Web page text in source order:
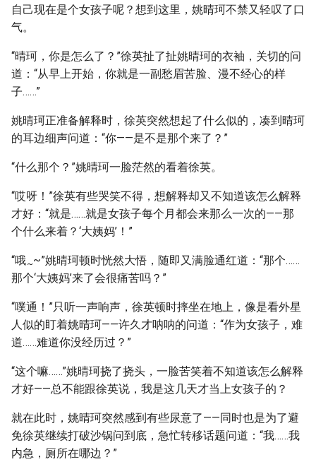
自己现在是个女孩子呢？想到这里，姚晴珂不禁又轻叹了口
气。
“晴珂，你是怎么了？”徐英扯了扯姚晴珂的衣袖，关切的问
道：“从早上开始，你就是一副愁眉苦脸、漫不经心的样
子……”
姚晴珂正准备解释时，徐英突然想起了什么似的，凑到晴珂
的耳边细声问道：“你——是不是那个来了？”
“什么那个？”姚晴珂一脸茫然的看着徐英。
“哎呀！”徐英有些哭笑不得，想解释却又不知道该怎么解释
才好：“就是……就是女孩子每个月都会来那么一次的——那
个什么来着？‘大姨妈’！”
“哦~~”姚晴珂顿时恍然大悟，随即又满脸通红道：“那个……
那个‘大姨妈’来了会很痛苦吗？”
“噗通！”只听一声响声，徐英顿时摔坐在地上，像是看外星
人似的盯着姚晴珂——许久才呐呐的问道：“作为女孩子，难
道……难道你没经历过？”
“这个嘛……”姚晴珂挠了挠头，一脸苦笑着不知道该怎么解释
才好——总不能跟徐英说，我是这几天才当上女孩子的？
就在此时，姚晴珂突然感到有些尿意了——同时也是为了避
免徐英继续打破沙锅问到底，急忙转移话题问道：“我……我
内急，厕所在哪边？”